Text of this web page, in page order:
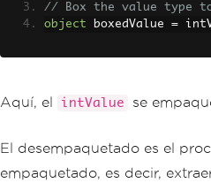
// Box the value type
object boxedValue =
Aquí, el intValue se
El desempaquetado es el
empaquetado, es decir,